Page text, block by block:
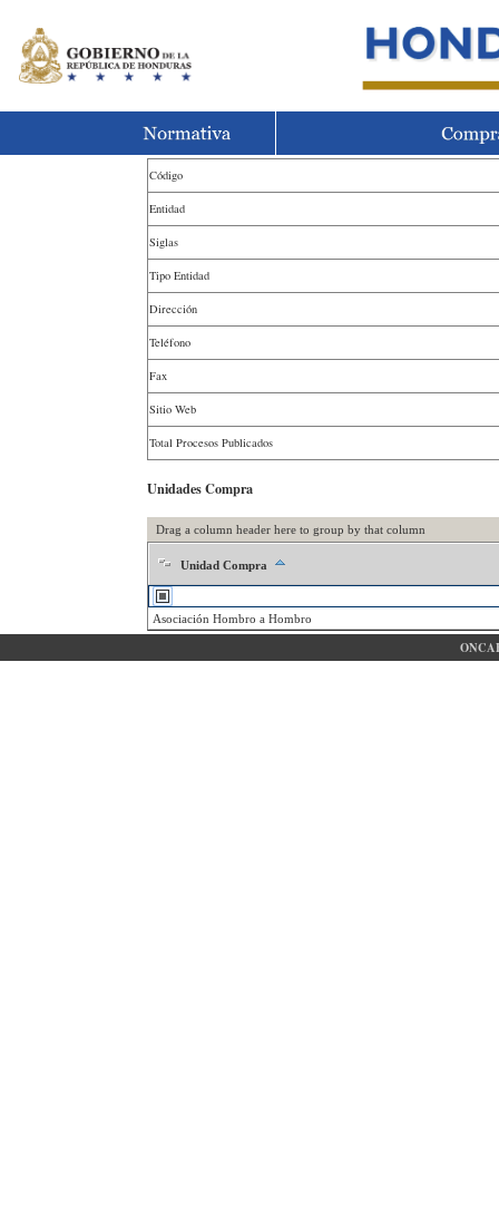
Código
Entidad
Siglas
Tipo Entidad
Dirección
Teléfono
Fax
Sitio Web
Total Procesos Publicados
Unidades Compra
Drag a column header here to group by that column
Unidad Compra
Asociación Hombro a Hombro